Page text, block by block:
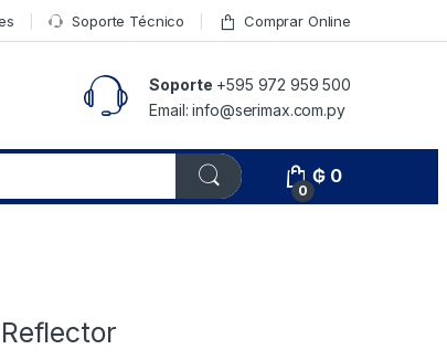
Soporte Técnico Comprar Online
Soporte +595 972 959 500
Email: info@serimax.com.py
0
₲ 0